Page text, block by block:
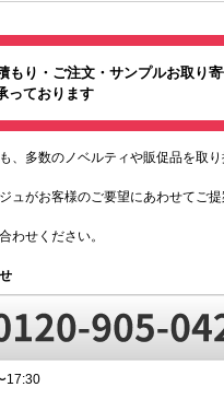
もり・ご注文・サンプルお取り
っております
、多数のノベルティや販促品を取り
ュがお客様のご要望にあわせてご
わせください。
17:30